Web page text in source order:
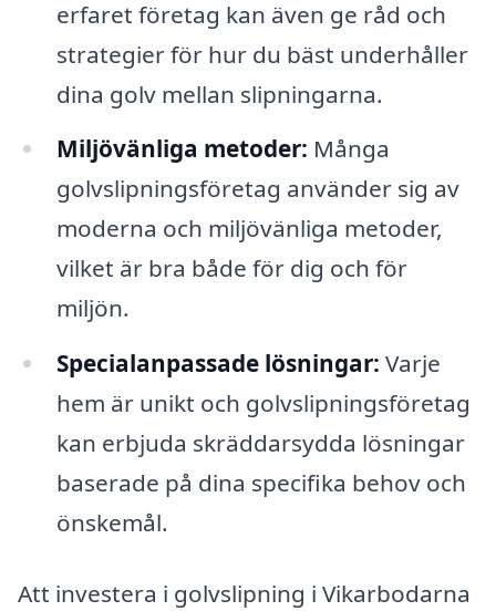
erfaret företag kan även ge råd och
strategier för hur du bäst underhåller
dina golv mellan slipningarna.
Miljövänliga metoder: Många
golvslipningsföretag använder sig av
moderna och miljövänliga metoder,
vilket är bra både för dig och för
miljön.
Specialanpassade lösningar: Varje
hem är unikt och golvslipningsföretag
kan erbjuda skräddarsydda lösningar
baserade på dina specifika behov och
önskemål.
Att investera i golvslipning i Vikarbodarna